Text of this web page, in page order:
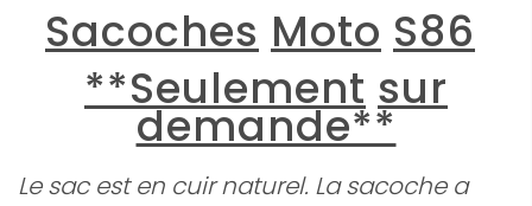
Sacoches Moto S86
**Seulement sur
demande**
Le sac est en cuir naturel. La sacoche a